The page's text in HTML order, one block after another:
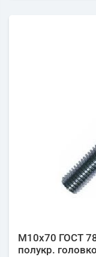
М10х70 ГОСТ
полукр.